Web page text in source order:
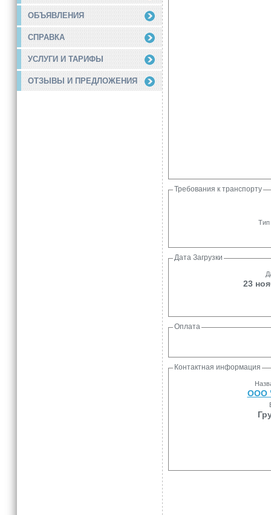
ОБЪЯВЛЕНИЯ
СПРАВКА
УСЛУГИ И ТАРИФЫ
ОТЗЫВЫ И ПРЕДЛОЖЕНИЯ
Требования к транспорту
Тип
Дата Загрузки
23
Оплата
Контактная информация
ООО